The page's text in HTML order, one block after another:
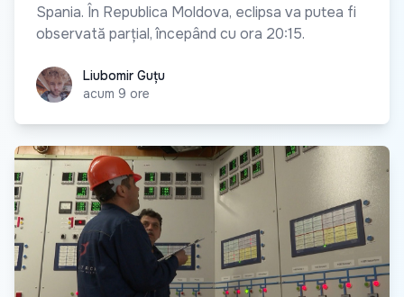
Spania. În Republica Moldova, eclipsa va putea fi
observată parțial, începând cu ora 20:15.
Liubomir Guțu
Liubomir Guțu
acum 9 ore